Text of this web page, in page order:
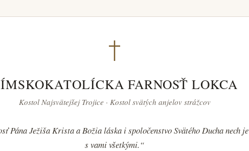
FARNOSŤ LOKCA
Kostol Najsvätejšej Trojice · Kostol svätých anjelov strážcov
Pána Ježiša Krista a Božia láska i spoločenstvo Svätého Ducha nech je
s vami všetkými.“